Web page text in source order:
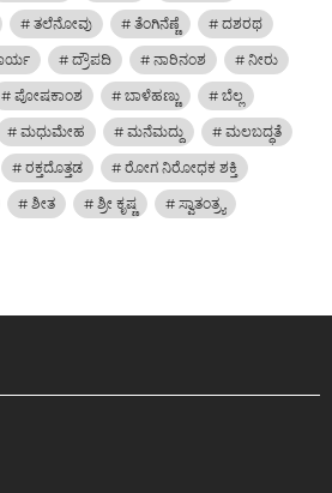
ತಲೆನೋವು ತೆಂಗಿನೆಣ್ಣೆ
ದಶರಥ
ದ್ರೌಪದಿ ನಾರಿನಂಶ
ನೀರು
ಪೋಷಕಾಂಶ ಬಾಳೆಹಣ್ಣು
ಬೆಲ್ಲ
ಮಧುಮೇಹ ಮನೆಮದ್ದು
ಮಲಬದ್ಧತೆ
ರಕ್ತದೊತ್ತಡ
ರೋಗ ನಿರೋಧಕ ಶಕ್ತಿ
ಶೀತ ಶ್ರೀ ಕೃಷ್ಣ
ಸ್ವಾತಂತ್ರ್ಯ